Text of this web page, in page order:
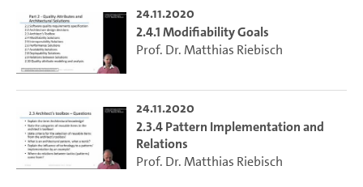
24.11.2020
2.4.1 Modifiability Goals
Prof. Dr. Matthias Riebisch
24.11.2020
2.3.4 Pattern Implementation and
Relations
Prof. Dr. Matthias Riebisch